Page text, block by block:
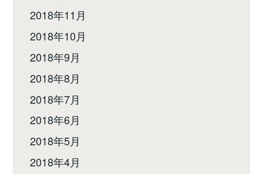
2018年11月
2018年10月
2018年9月
2018年8月
2018年7月
2018年6月
2018年5月
2018年4月